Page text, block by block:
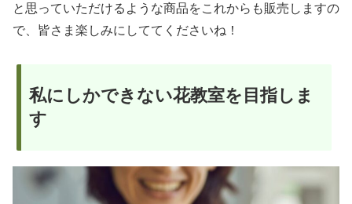
と思っていただけるような商品をこれからも販売しますの
で、皆さま楽しみにしててくださいね！
私にしかできない花教室を目指しま
す